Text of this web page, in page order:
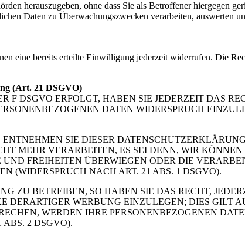
herauszugeben, ohne dass Sie als Betroffener hiergegen
Daten zu Überwachungszwecken verarbeiten, auswerten
eine bereits erteilte Einwilligung jederzeit widerrufen. Die
(Art. 21 DSGVO)
DSGVO ERFOLGT, HABEN SIE JEDERZEIT DAS
DATEN WIDERSPRUCH
SIE DIESER
MEHR VERARBEITEN, ES SEI DENN, WIR
FREIHEITEN ÜBERWIEGEN ODER DIE
(WIDERSPRUCH NACH ART. 21 ABS. 1 DSGVO).
ZU BETREIBEN, SO HABEN SIE DAS RECHT,
WERBUNG EINZULEGEN; DIES GILT
WERDEN IHRE PERSONENBEZOGENEN
2 DSGVO).